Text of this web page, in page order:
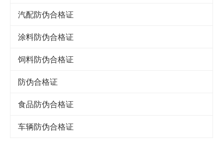
汽配防伪合格证
涂料防伪合格证
饲料防伪合格证
防伪合格证
食品防伪合格证
车辆防伪合格证